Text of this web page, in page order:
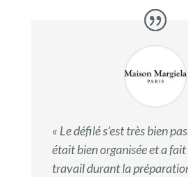
« Le défilé s’est très bien
était bien organisée et a
travail durant la